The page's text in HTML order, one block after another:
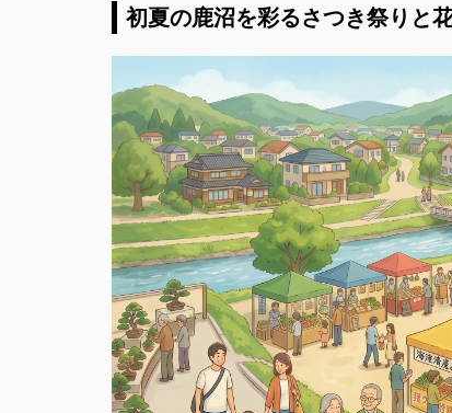
初夏の鹿沼を彩るさつき祭りと